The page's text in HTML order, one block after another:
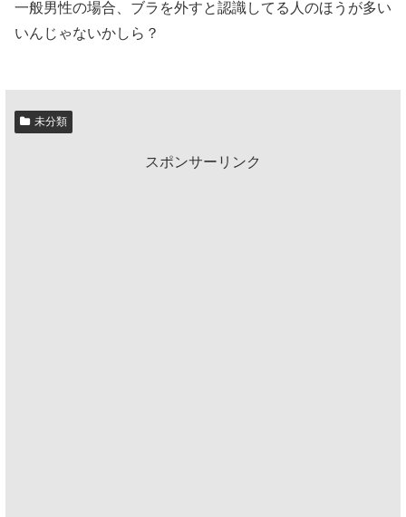
一般男性の場合、ブラを外すと認識してる人のほうが多い
いんじゃないかしら？
未分類
スポンサーリンク